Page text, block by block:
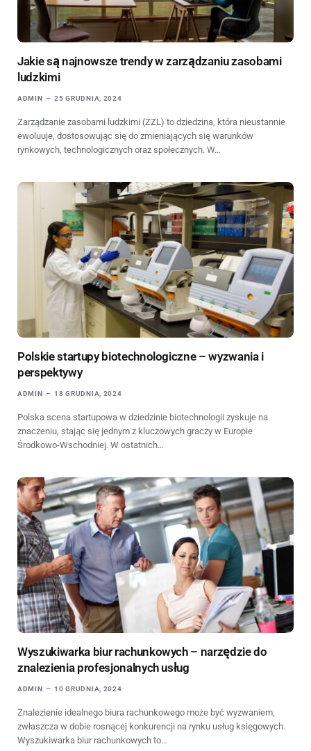
Jakie są najnowsze trendy w zarządzaniu zasobami
ludzkimi
ADMIN 25 GRUDNIA, 2024
Zarządzanie zasobami ludzkimi (ZZL) to dziedzina, która nieustannie
ewoluuje, dostosowując się do zmieniających się warunków
rynkowych, technologicznych oraz społecznych. W…
Polskie startupy biotechnologiczne – wyzwania i
perspektywy
ADMIN 18 GRUDNIA, 2024
Polska scena startupowa w dziedzinie biotechnologii zyskuje na
znaczeniu, stając się jednym z kluczowych graczy w Europie
Środkowo-Wschodniej. W ostatnich…
Wyszukiwarka biur rachunkowych – narzędzie do
znalezienia profesjonalnych usług
ADMIN 10 GRUDNIA, 2024
Znalezienie idealnego biura rachunkowego może być wyzwaniem,
zwłaszcza w dobie rosnącej konkurencji na rynku usług księgowych.
Wyszukiwarka biur rachunkowych to…